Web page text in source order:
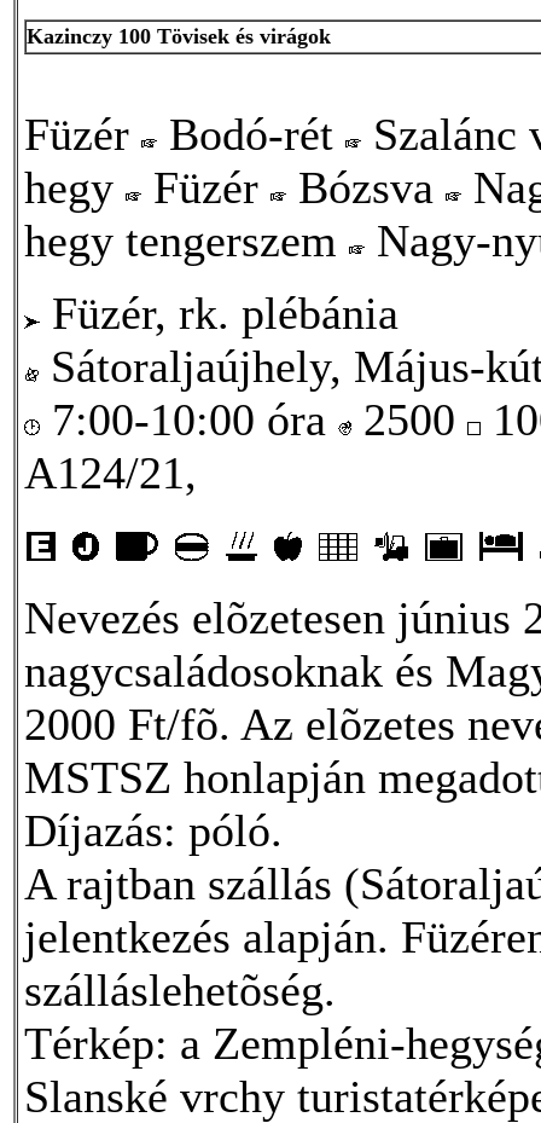
Kazinczy 100 Tövisek és virágok
Füzér Bodó-rét
Szalánc
hegy
Füzér Bózsva
hegy tengerszem
Nagy-
Füzér, rk. plébánia
Sátoraljaújhely, Május-
7:00-10:00 óra
2500
A124/21,
Nevezés elõzetesen
nagycsaládosoknak és
2000 Ft/fõ. Az elõzetes
MSTSZ honlapján
Díjazás: póló.
A rajtban szállás
jelentkezés alapján.
szálláslehetõség.
Térkép: a Zempléni-
Slanské vrchy